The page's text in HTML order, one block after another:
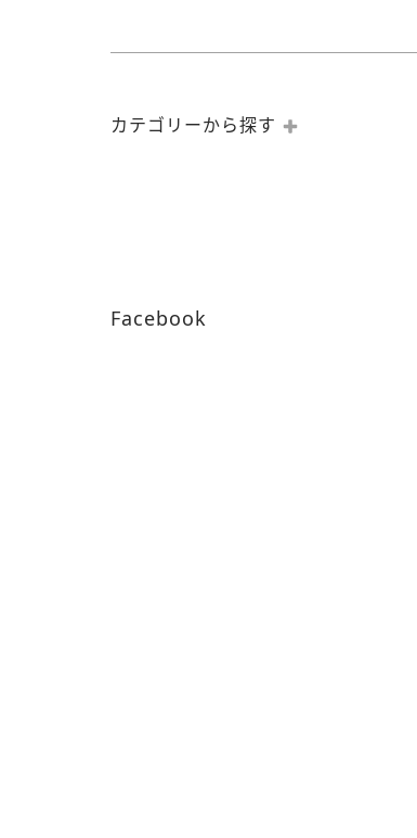
カテゴリーから探す
Facebook